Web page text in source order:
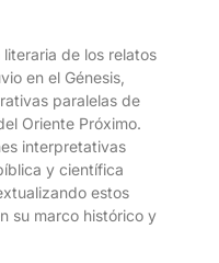
de los relatos
en el Génesis,
paralelas de
Oriente Próximo.
interpretativas
y científica
estos
su marco histórico y